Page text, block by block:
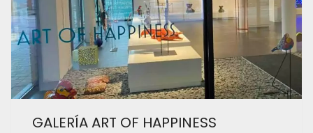
GALERÍA ART OF HAPPINESS